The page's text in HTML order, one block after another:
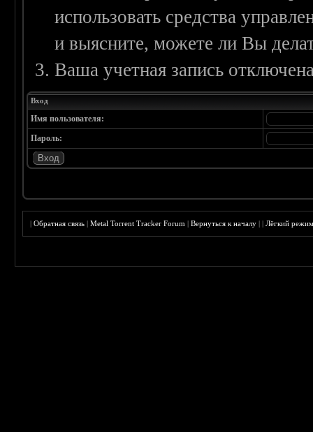
использовать средства
и выясните, можете ли Вы
Ваша учетная запись
Вход
Имя пользователя:
Пароль:
|Обратная связь |Metal Torrent Tracker Forum |Вернуться к началу ||Лёгкий